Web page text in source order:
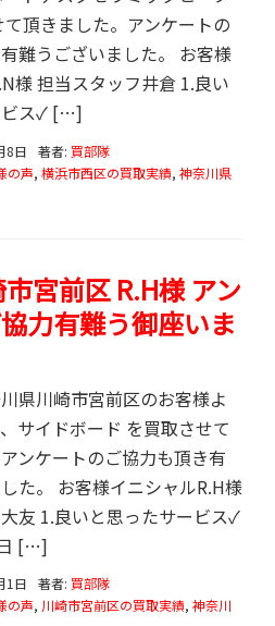
頂きました。アンケートの
難うございました。 お客様
様 担当スタッフ井倉 1.良い
ビス✓ […]
8日 著者: 買部隊
の声, 横浜市西区の買取実績, 神奈川県
宮前区 R.H様 アン
力有難う御座いま
県川崎市宮前区のお客様よ
サイドボード を買取させて
ンケートのご協力も頂き有
た。 お客様イニシャルR.H様
友 1.良いと思ったサービス✓
[…]
1日 著者: 買部隊
の声, 川崎市宮前区の買取実績, 神奈川